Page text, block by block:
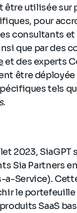
être utilisée sur
pour
consultants
que par des
et des experts
être déployée
tels
.
2023, SiaGPT
Sia Partners
a-Service).
le portefeuille
SaaS